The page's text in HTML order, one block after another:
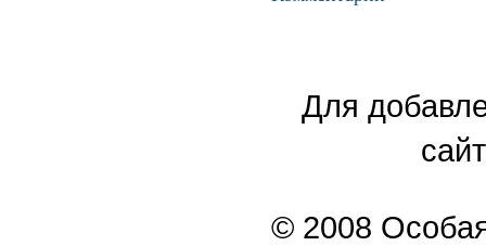
Для
© 2008